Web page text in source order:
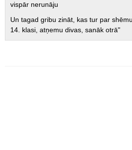
vispār nerunāju
Un tagad gribu zināt, kas tur par
14. klasi, atņemu divas, sanāk otrā"